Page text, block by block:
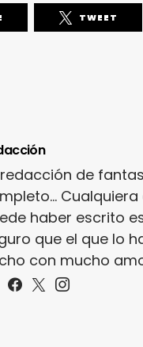
TWEET
redacción de
haber escrito
que el que lo
con mucho